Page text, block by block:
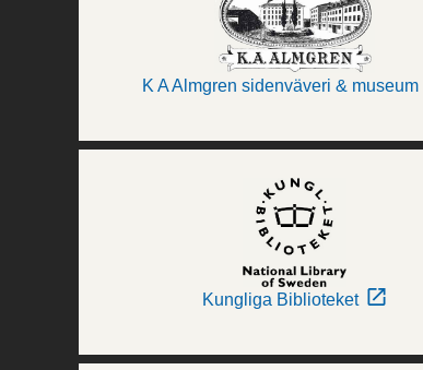
K A Almgren sidenväveri & museum
Kungliga Biblioteket